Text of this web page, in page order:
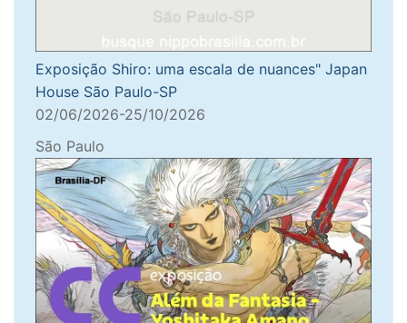
Exposição Shiro: uma escala de nuances" Japan
House São Paulo-SP
02/06/2026-25/10/2026
São Paulo